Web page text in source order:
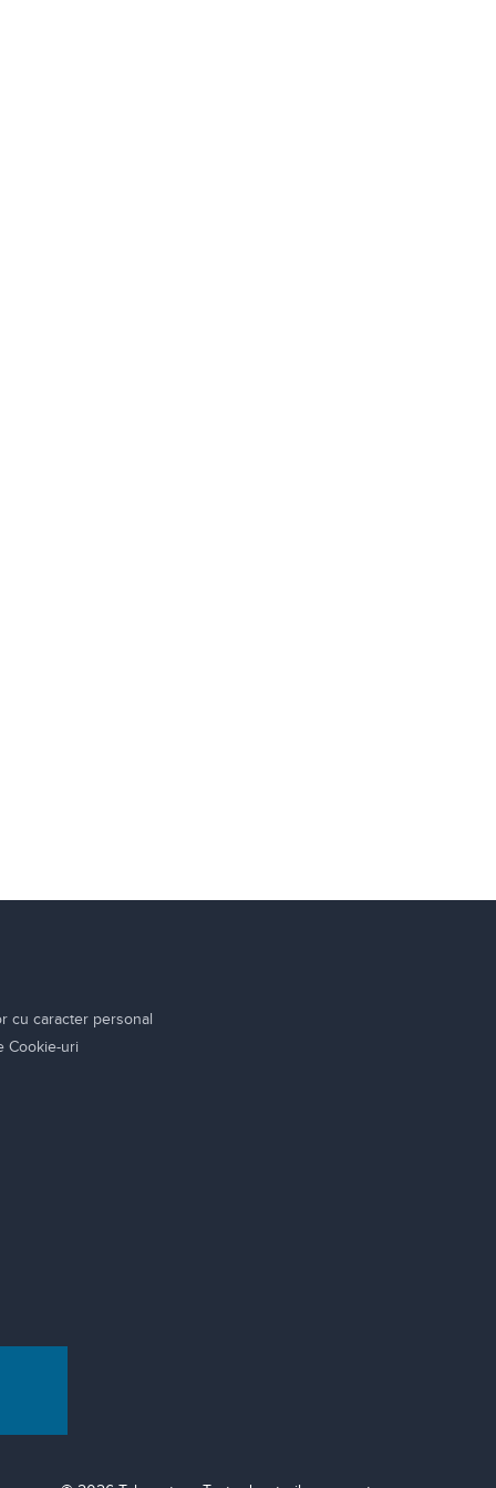
cu caracter personal
Cookie-uri